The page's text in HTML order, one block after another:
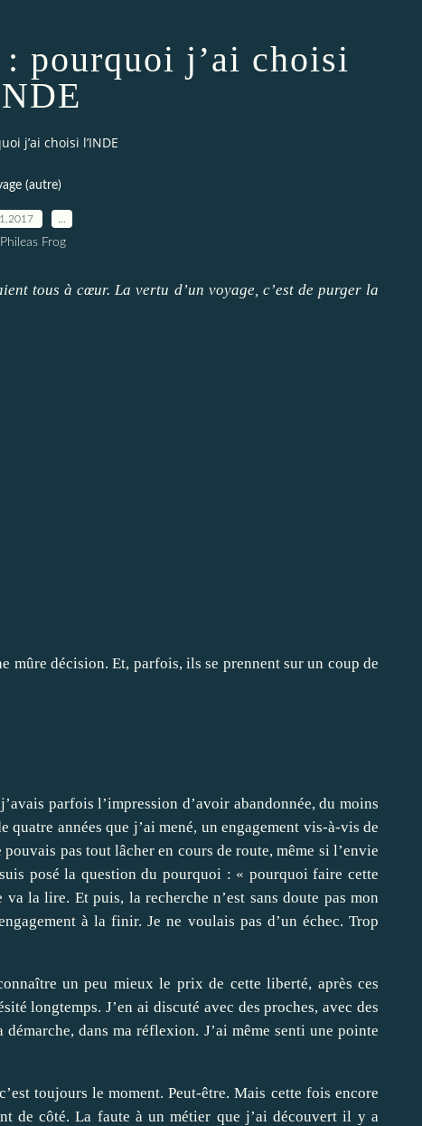
pourquoi j’ai choisi
j’ai choisi l’INDE
(autre)
Frog
tous à cœur. La vertu d’un voyage, c’est de purger la
mûre décision. Et, parfois, ils se prennent sur un coup de
parfois l’impression d’avoir abandonnée, du moins
quatre années que j’ai mené, un engagement vis-à-vis de
pas tout lâcher en cours de route, même si l’envie
posé la question du pourquoi : « pourquoi faire cette
la lire. Et puis, la recherche n’est sans doute pas mon
à la finir. Je ne voulais pas d’un échec. Trop
un peu mieux le prix de cette liberté, après ces
longtemps. J’en ai discuté avec des proches, avec des
dans ma réflexion. J’ai même senti une pointe
toujours le moment. Peut-être. Mais cette fois encore
de côté. La faute à un métier que j’ai découvert il y a